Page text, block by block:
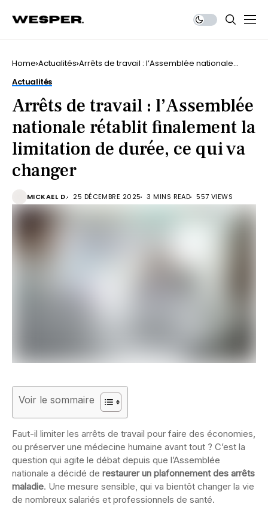
Home Actualités Arrêts de travail : l’Assemblée nationale
Actualités
Arrêts de travail : l’Assemblée
nationale rétablit finalement la
limitation de durée, ce qui va
changer
MICKAEL D. 25 DÉCEMBRE 2025 3 MINS READ 557 VIEWS
Voir le sommaire
Faut-il limiter les arrêts de travail pour faire des économies,
ou préserver une médecine humaine avant tout ? C’est la
question qui agite le débat depuis que l’Assemblée
nationale a décidé de restaurer un plafonnement des arrêts
maladie. Une mesure sensible, qui va bientôt changer la vie
de nombreux salariés et professionnels de santé.